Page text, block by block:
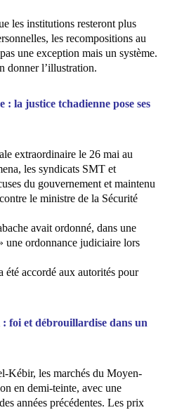
les institutions resteront plus
les recompositions au
une exception mais un système.
donner l’illustration.
la justice tchadienne pose ses
extraordinaire le 26 mai au
les syndicats SMT et
du gouvernement et maintenu
le ministre de la Sécurité
avait ordonné, dans une
une ordonnance judiciaire lors
accordé aux autorités pour
foi et débrouillardise dans un
Kébir, les marchés du Moyen-
en demi-teinte, avec une
années précédentes. Les prix